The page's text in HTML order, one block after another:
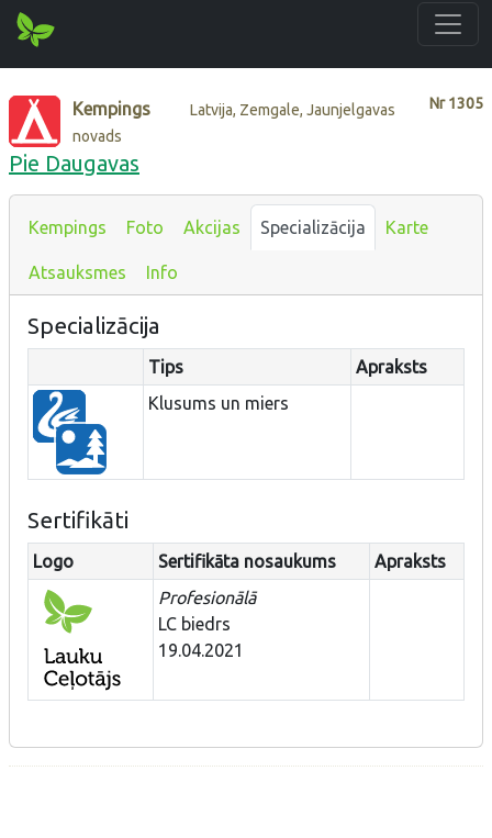
Nr1305
Kempings
Latvija, Zemgale, Jaunjelgavas
novads
Pie Daugavas
Kempings Foto Akcijas Specializācija Karte
Atsauksmes Info
Specializācija
Tips
Apraksts
Klusums un miers
Sertifikāti
Logo Sertifikāta nosaukums
Apraksts
Profesionālā
LC biedrs
19.04.2021